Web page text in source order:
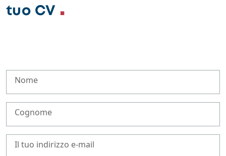
tuo CV
Nome
Cognome
Il tuo indirizzo e-mail